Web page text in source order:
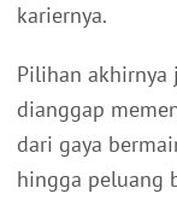
kariernya.
Pilihan akhirnya
dianggap
dari gaya
hingga peluang